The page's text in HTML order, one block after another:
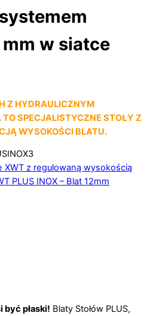
w siatce
Z HYDRAULICZNYM
SPECJALISTYCZNE STOŁY Z
WYSOKOŚCI BLATU.
XWT z regulowaną wysokością
PLUS INOX – Blat 12mm
być płaski! Blaty Stołów PLUS,